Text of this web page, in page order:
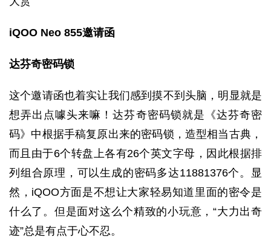
iQOO Neo 855邀请函
达芬奇密码锁
这个邀请函也着实让我们感到摸不到头脑，明显就是
想弄出点噱头来嘛！达芬奇密码锁就是《达芬奇密
码》中根据手稿复原出来的密码锁，造型相当古典，
而且由于6个转盘上各有26个英文字母，因此根据排
列组合原理，可以生成的密码多达11881376个。显
然，iQOO方面是不想让大家轻易知道里面的密令是
什么了。但是面对这么个精致的小玩意，“大力出奇
迹”总是有点于心不忍。